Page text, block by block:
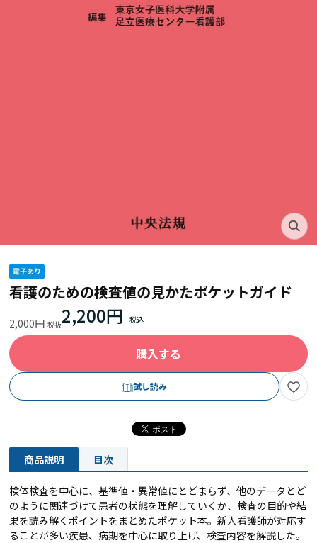
看護のための検査値の見かたポケットガイド
2,000円 2,200円
購入する
試し読み
商品説明 目次
検体検査を中心に、基準値・異常値にとどまらず、他のデータとど
のように関連づけて患者の状態を理解していくか、検査の目的や結
果を読み解くポイントをまとめたポケット本。新人看護師が対応す
ることが多い疾患、病期を中心に取り上げ、検査内容を解説した。